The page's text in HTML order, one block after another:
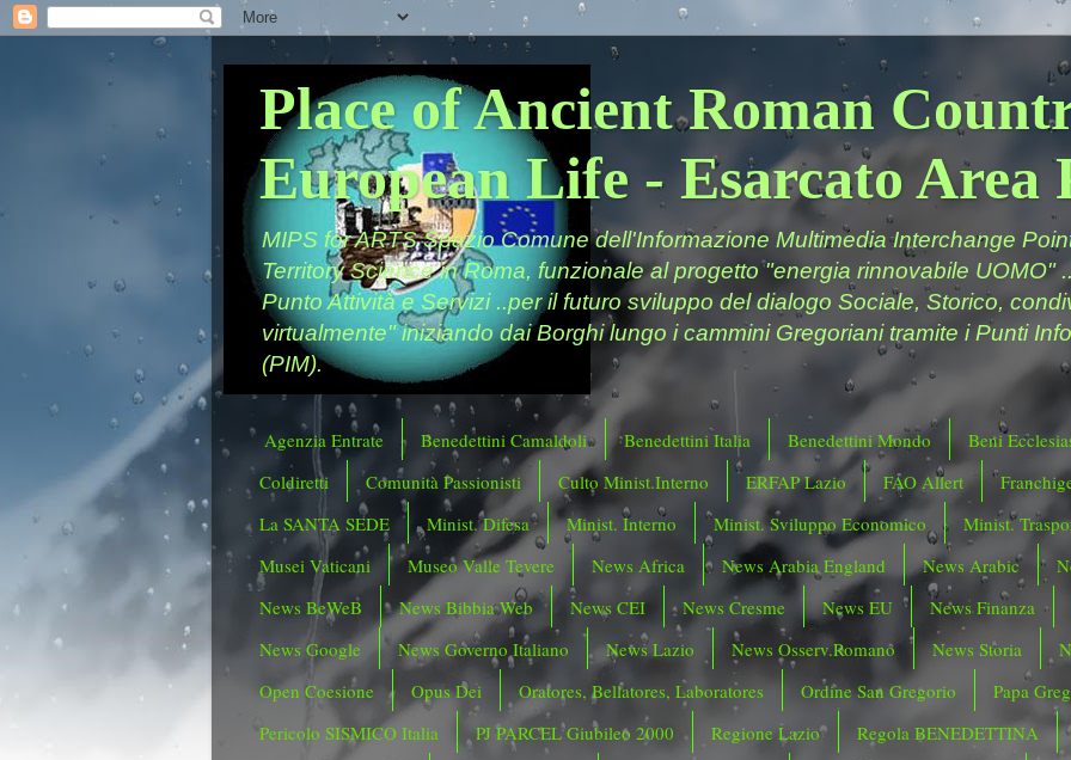
Place of Ancient Roman
European Life - Esarcato Area
MIPS for ARTS Spazio Comune dell'Informazione Multimedia Interchange
Territory Science in Roma, funzionale al progetto "energia rinnovabile UOMO"
Punto Attività e Servizi ..per il futuro sviluppo del dialogo Sociale, Storico,
virtualmente" iniziando dai Borghi lungo i cammini Gregoriani tramite i Punti
(PIM).
Agenzia Entrate Benedettini Camaldoli Benedettini Italia Benedettini Mondo
Beni
Coldiretti
Comunità Passionisti Culto Minist.Interno ERFAP Lazio FAO Allert
La SANTA SEDE
Minist. Difesa Minist. Interno Minist. Sviluppo Economico
Minist.
Musei Vaticani
Museo Valle Tevere News Africa News Arabia England News Arabic
News BeWeB
News Bibbia Web News CEI News Cresme News EU
News Finanza
News Google
News Governo Italiano News Lazio News Osserv.Romano News Storia
Open Coesione
Opus Dei Oratores, Bellatores, Laboratores Ordine San Gregorio
Papa
Pericolo SISMICO Italia
PJ PARCEL Giubileo 2000 Regione Lazio
Regola BENEDETTINA